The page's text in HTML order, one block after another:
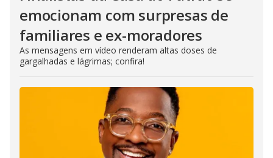
emocionam com surpresas de
familiares e ex-moradores
As mensagens em vídeo renderam altas doses de
gargalhadas e lágrimas; confira!